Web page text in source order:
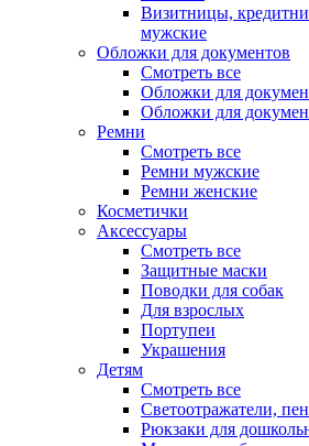
Визитницы,
мужские
Обложки для документов
Смотреть все
Обложки для
Обложки для
Ремни
Смотреть все
Ремни мужские
Ремни женские
Косметички
Аксессуары
Смотреть все
Защитные маски
Поводки для собак
Для взрослых
Портупеи
Украшения
Детям
Смотреть все
Светоотражатели,
Рюкзаки для